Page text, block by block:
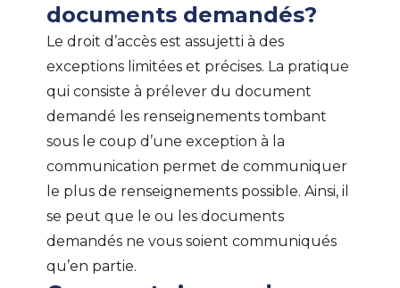
documents demandés?
Le droit d’accès est assujetti à des
exceptions limitées et précises. La pratique
qui consiste à prélever du document
demandé les renseignements tombant
sous le coup d’une exception à la
communication permet de communiquer
le plus de renseignements possible. Ainsi, il
se peut que le ou les documents
demandés ne vous soient communiqués
qu’en partie.